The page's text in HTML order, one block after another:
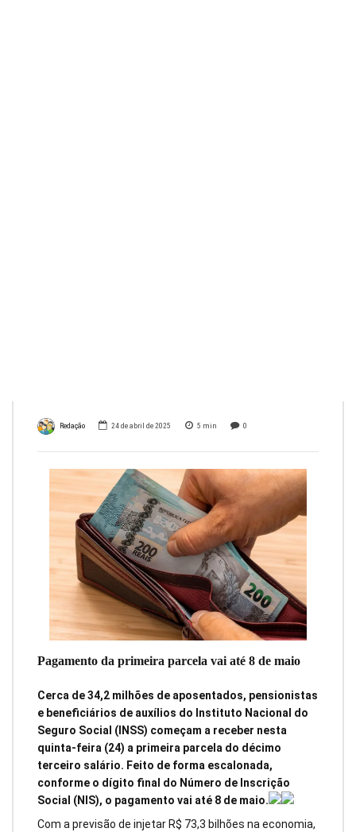
Redação 24 de abril de 2025 5 min 0
Pagamento da primeira parcela vai até 8 de maio
Cerca de 34,2 milhões de aposentados, pensionistas
e beneficiários de auxílios do Instituto Nacional do
Seguro Social (INSS) começam a receber nesta
quinta-feira (24) a primeira parcela do décimo
terceiro salário. Feito de forma escalonada,
conforme o dígito final do Número de Inscrição
Social (NIS), o pagamento vai até 8 de maio.
Com a previsão de injetar R$ 73,3 bilhões na economia,